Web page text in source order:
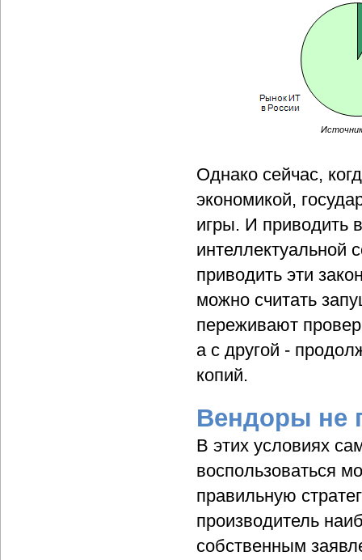
Однако сейчас,
экономикой,
игры. И приводить
интеллектуальной
приводить эти
можно считать
переживают
а с другой -
копий.
Вендоры не
В этих условиях
воспользоваться
правильную
производитель
собственным